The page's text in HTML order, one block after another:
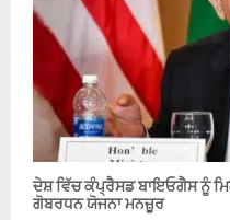
ਦੇਸ਼ ਵਿੱਚ ਕੰਪ੍ਰੈਸਡ ਬਾਇਓਗੈਸ ਨੂੰ
ਗੋਬਰਧਨ ਯੋਜਨਾ ਮਨਜ਼ੂਰ